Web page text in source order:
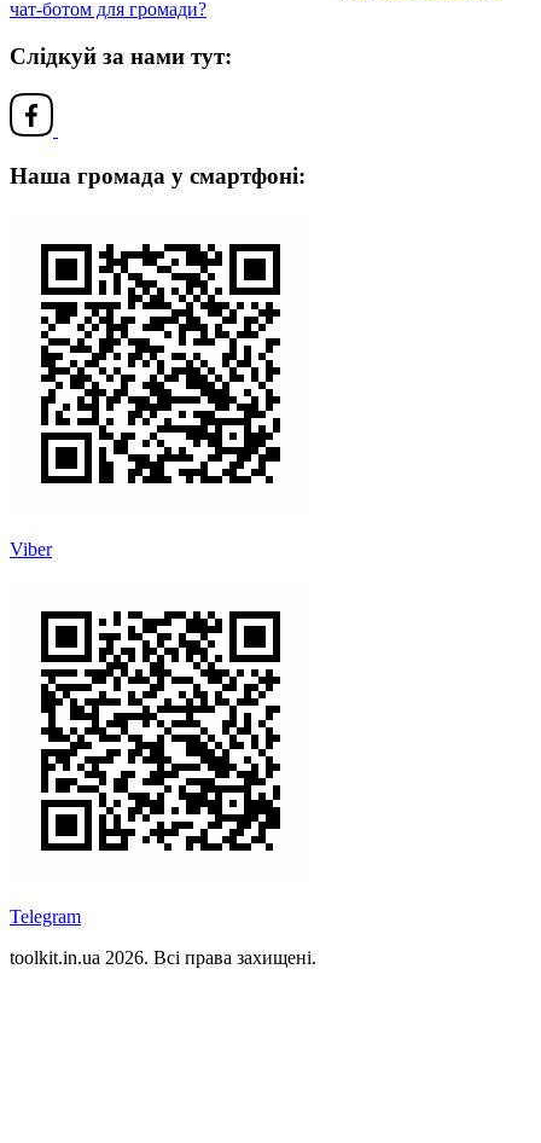
чат-ботом для громади?
Слідкуй за нами тут:
Наша громада у смартфоні:
Viber
Telegram
toolkit.in.ua 2026. Всі права захищені.